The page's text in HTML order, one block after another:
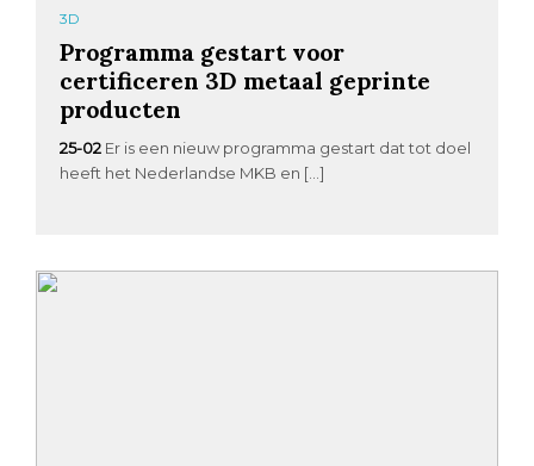
3D
Programma gestart voor
certificeren 3D metaal geprinte
producten
25-02 Er is een nieuw programma gestart dat tot doel
heeft het Nederlandse MKB en […]